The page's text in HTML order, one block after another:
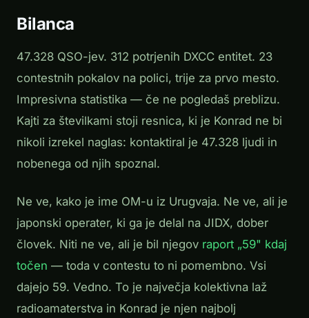
Bilanca
47.328 QSO-jev. 312 potrjenih DXCC entitet. 23
contestnih pokalov na polici, trije za prvo mesto.
Impresivna statistika — če ne pogledaš preblizu.
Kajti za številkami stoji resnica, ki je Konrad ne bi
nikoli izrekel naglas: kontaktiral je 47.328 ljudi in
nobenega od njih spoznal.
Ne ve, kako je ime OM-u iz Urugvaja. Ne ve, ali je
japonski operater, ki ga je delal na JIDX, dober
človek. Niti ne ve, ali je bil njegov raport „59" kdaj
točen — toda v contestu to ni pomembno. Vsi
dajejo 59. Vedno. To je največja kolektivna laž
radioamaterstva in Konrad je njen najbolj